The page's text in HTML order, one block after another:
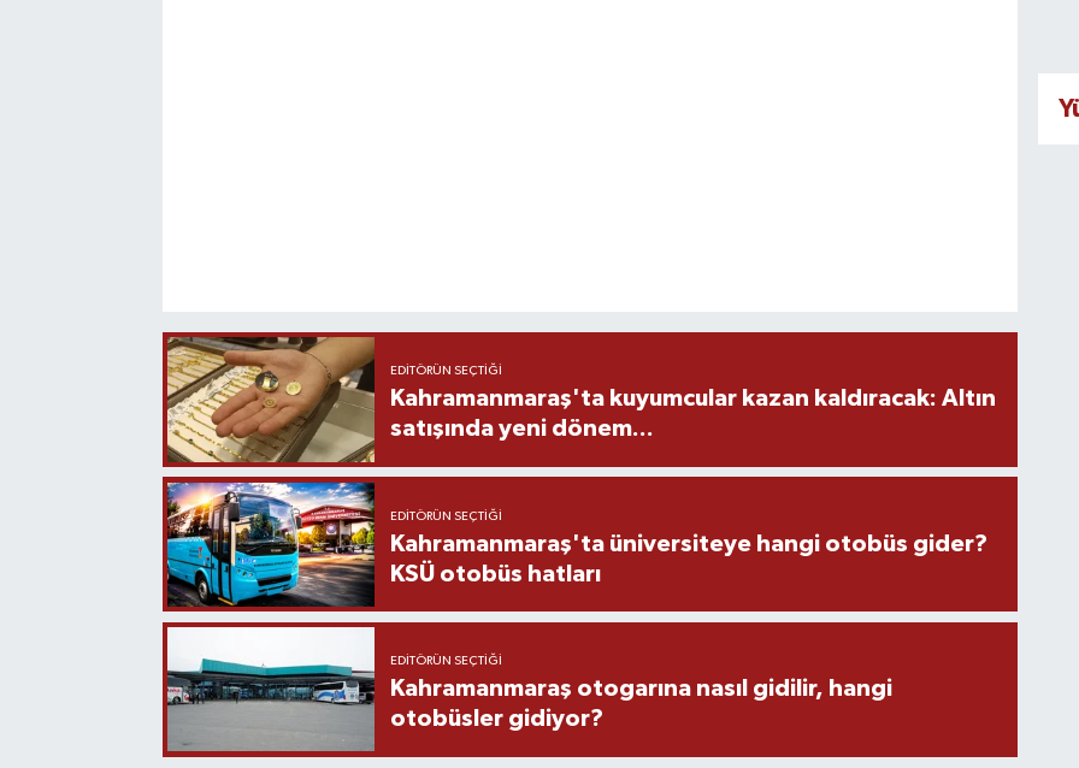
EDITÖRÜN SEÇTIĞI
Kahramanmaraş'ta kuyumcular kazan kaldıracak: Altın
satışında yeni dönem...
EDITÖRÜN SEÇTIĞI
Kahramanmaraş'ta üniversiteye hangi otobüs gider?
KSÜ otobüs hatları
EDITÖRÜN SEÇTIĞI
Kahramanmaraş otogarına nasıl gidilir, hangi
otobüsler gidiyor?